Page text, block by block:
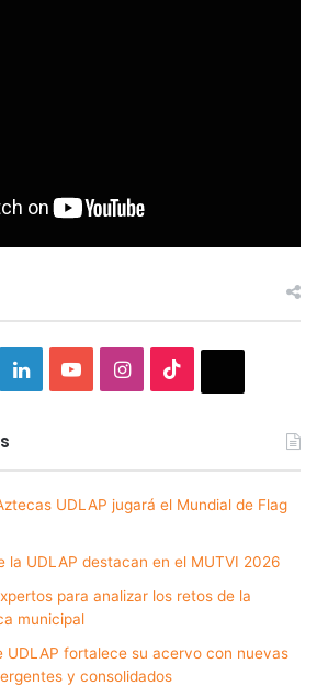
LinkedInYouTubeInstagram
UDLAP jugará el Mundial de Flag
la UDLAP destacan en el MUTVI 2026
para analizar los retos de la
municipal
UDLAP fortalece su acervo con nuevas
y consolidados